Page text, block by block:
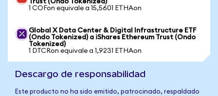
Trust (Ondo Tokenized)
1 COFon equivale a 15,5601 ETHAon
Global X Data Center & Digital Infrastructure ETF
(Ondo Tokenized) a iShares Ethereum Trust (Ondo
Tokenized)
1 DTCRon equivale a 1,9231 ETHAon
Descargo de responsabilidad
Este producto no ha sido emitido, patrocinado, respaldado